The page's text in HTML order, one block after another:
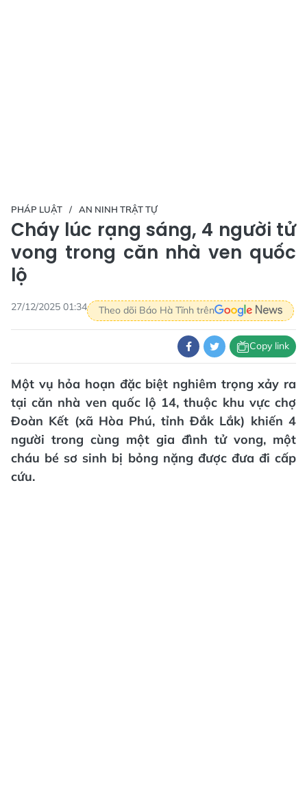
PHÁP LUẬT AN NINH TRẬT TỰ
Cháy lúc rạng sáng, 4 người tử
vong trong căn nhà ven quốc
lộ
27/12/2025 01:34 Theo dõi Báo Hà Tĩnh trên
Copy link
Một vụ hỏa hoạn đặc biệt nghiêm trọng xảy ra
tại căn nhà ven quốc lộ 14, thuộc khu vực chợ
Đoàn Kết (xã Hòa Phú, tỉnh Đắk Lắk) khiến 4
người trong cùng một gia đình tử vong, một
cháu bé sơ sinh bị bỏng nặng được đưa đi cấp
cứu.